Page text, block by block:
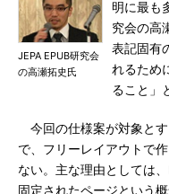
JEPA EPUB研究会
の高瀬拓史氏
明に最も
究会の高
表記固有
れるため
ること」
今回の仕様案が対象と
で、フリーレイアウトで
ない。主な理由としては
固定されたページという